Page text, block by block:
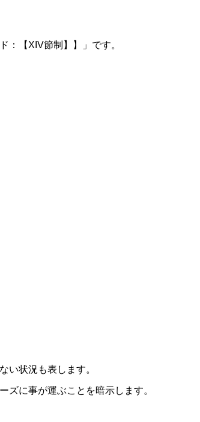
：【XIV節制】】」です。
い状況も表します。
ズに事が運ぶことを暗示します。